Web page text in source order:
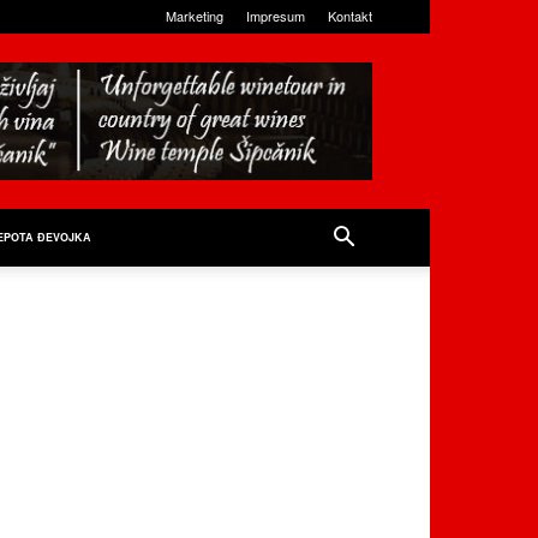
Marketing Impresum Kontakt
ĐEVOJKA